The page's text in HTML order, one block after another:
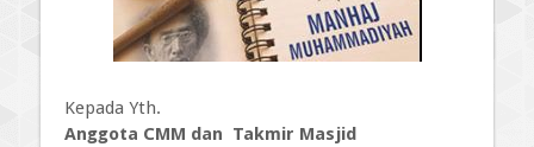
Kepada Yth.
Anggota CMM dan Takmir Masjid